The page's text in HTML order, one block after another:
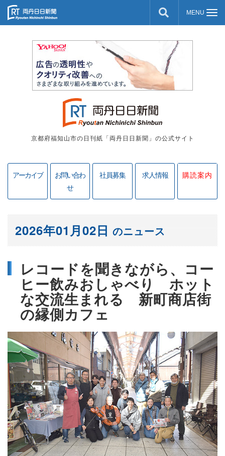
京都府福知山市の日刊紙「両丹日日新聞」の公式サイト
アーカイブ
お問い合わ
せ
社員募集 求人情報 購読案内
レコードを聞きながら、コー
ヒー飲みおしゃべり ホット
な交流生まれる 新町商店街
の縁側カフェ
2026年01月02日のニュース